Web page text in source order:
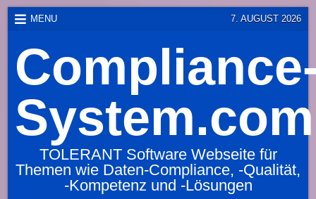
Skip
content
MENU 7. AUGUST 2026
System.com
TOLERANT Software Webseite für
Themen wie Daten-Compliance, -Qualität,
-Kompetenz und -Lösungen